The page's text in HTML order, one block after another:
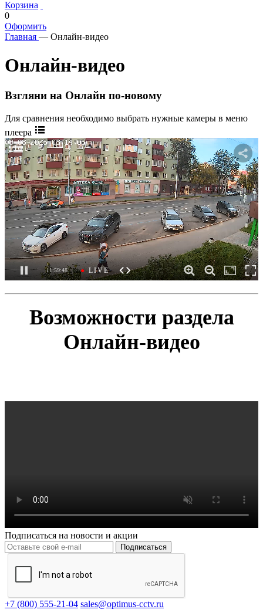
Корзина
0
Оформить
Главная — Онлайн-видео
Онлайн-видео
Взгляни на Онлайн по-новому
Для сравнения необходимо выбрать нужные камеры в меню
плеера
Возможности раздела
Онлайн-видео
Подписаться на новости и акции
Подписаться
+7 (800) 555-21-04 sales@optimus-cctv.ru